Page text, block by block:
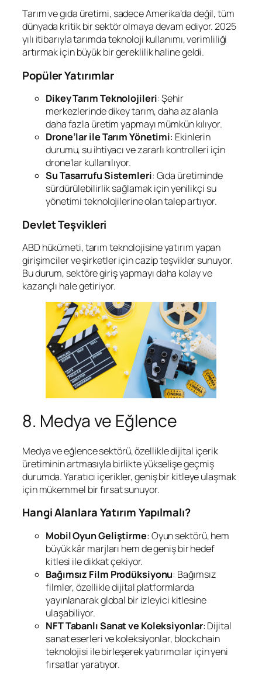
Tarım ve gıda üretimi, sadece Amerika’da değil, tüm
dünyada kritik bir sektör olmaya devam ediyor. 2025
yılı itibarıyla tarımda teknoloji kullanımı, verimliliği
artırmak için büyük bir gereklilik haline geldi.
Popüler Yatırımlar
Dikey Tarım Teknolojileri: Şehir
merkezlerinde dikey tarım, daha az alanla
daha fazla üretim yapmayı mümkün kılıyor.
Drone’lar ile Tarım Yönetimi: Ekinlerin
durumu, su ihtiyacı ve zararlı kontrolleri için
drone’lar kullanılıyor.
Su Tasarrufu Sistemleri: Gıda üretiminde
sürdürülebilirlik sağlamak için yenilikçi su
yönetimi teknolojilerine olan talep artıyor.
Devlet Teşvikleri
ABD hükümeti, tarım teknolojisine yatırım yapan
girişimciler ve şirketler için cazip teşvikler sunuyor.
Bu durum, sektöre giriş yapmayı daha kolay ve
kazançlı hale getiriyor.
8. Medya ve Eğlence
Medya ve eğlence sektörü, özellikle dijital içerik
üretiminin artmasıyla birlikte yükselişe geçmiş
durumda. Yaratıcı içerikler, geniş bir kitleye ulaşmak
için mükemmel bir fırsat sunuyor.
Hangi Alanlara Yatırım Yapılmalı?
Mobil Oyun Geliştirme: Oyun sektörü, hem
büyük kâr marjları hem de geniş bir hedef
kitlesi ile dikkat çekiyor.
Bağımsız Film Prodüksiyonu: Bağımsız
filmler, özellikle dijital platformlarda
yayınlanarak global bir izleyici kitlesine
ulaşabiliyor.
NFT Tabanlı Sanat ve Koleksiyonlar: Dijital
sanat eserleri ve koleksiyonlar, blockchain
teknolojisi ile birleşerek yatırımcılar için yeni
fırsatlar yaratıyor.